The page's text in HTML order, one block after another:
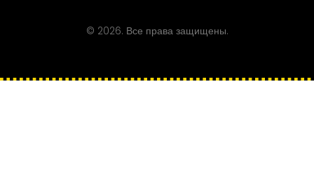
© 2026. Все права защищены.